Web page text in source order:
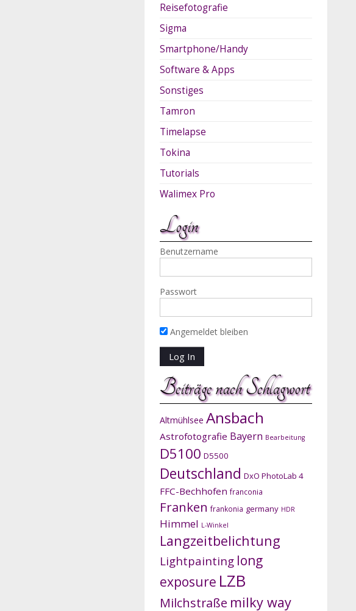
Reisefotografie
Sigma
Smartphone/Handy
Software & Apps
Sonstiges
Tamron
Timelapse
Tokina
Tutorials
Walimex Pro
Login
Benutzername
Passwort
Angemeldet bleiben
Beiträge nach Schlagwort
Altmühlsee Ansbach
Astrofotografie Bayern Bearbeitung
D5100 D5500
Deutschland DxO PhotoLab 4
FFC-Bechhofen franconia
Franken frankonia germany HDR
Himmel L-Winkel
Langzeitbelichtung
Lightpainting long
exposure LZB
Milchstraße milky way